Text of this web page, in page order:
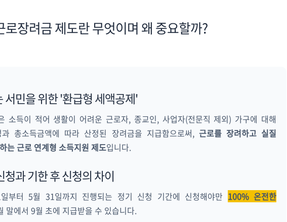
로장려금 제도란 무엇이며 왜 중요할까?
서민을 위한 '환급형 세액공제'
소득이 적어 생활이 어려운 근로자, 종교인, 사업자(전문직 제외) 가구에 대해
총소득금액에 따라 산정된 장려금을 지급함으로써, 근로를 장려하고 실질
는 근로 연계형 소득지원 제도입니다.
청과 기한 후 신청의 차이
부터 5월 31일까지 진행되는 정기 신청 기간에 신청해야만 100% 온전한
말에서 9월 초에 지급받을 수 있습니다.